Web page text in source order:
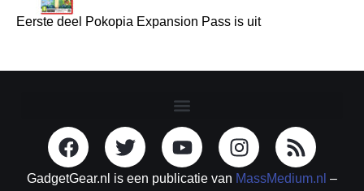
Eerste deel Pokopia Expansion Pass is uit
GadgetGear.nl is een publicatie van MassMedium.nl –